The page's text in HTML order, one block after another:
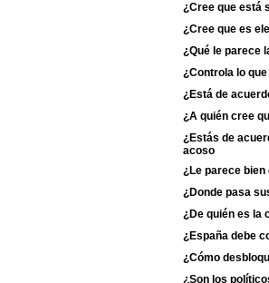
¿Cree que está
¿Cree que es
¿Qué le parece
¿Controla lo
¿Está de
¿A quién cree
¿Estás de
acoso
¿Le parece
¿Donde pasa
¿De quién es la
¿España debe
¿Cómo
¿Son los